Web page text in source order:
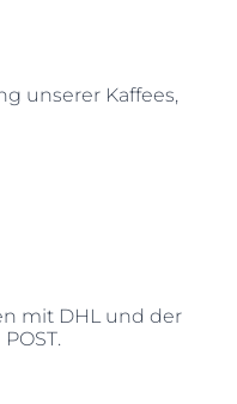
unserer Kaffees,
mit DHL und der